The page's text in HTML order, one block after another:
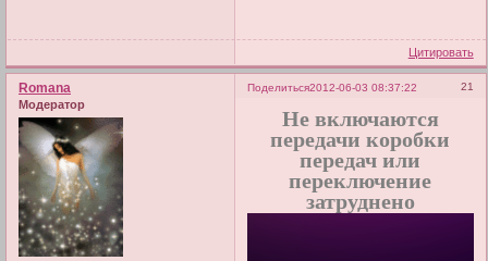
Цитировать
Поделиться 21
2012-06-03 08:37:22
Romana
Модератор
Не включаются
передачи коробки
передач или
переключение
затруднено